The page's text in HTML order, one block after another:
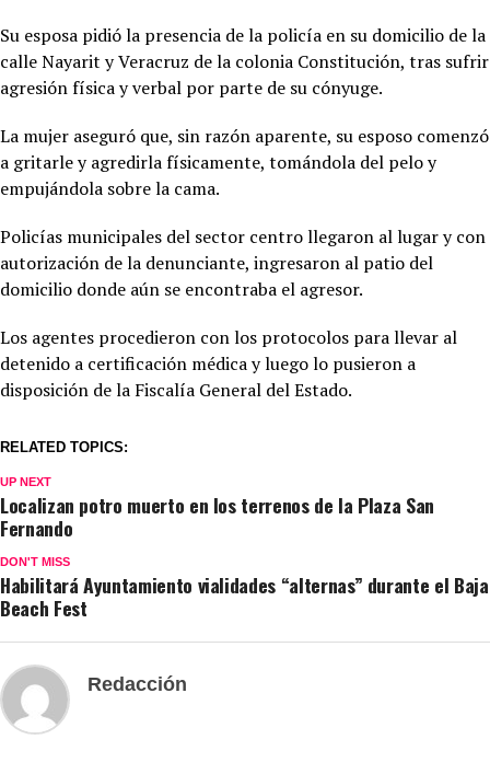
Su esposa pidió la presencia de la policía en su domicilio de la
calle Nayarit y Veracruz de la colonia Constitución, tras sufrir
agresión física y verbal por parte de su cónyuge.
La mujer aseguró que, sin razón aparente, su esposo comenzó
a gritarle y agredirla físicamente, tomándola del pelo y
empujándola sobre la cama.
Policías municipales del sector centro llegaron al lugar y con
autorización de la denunciante, ingresaron al patio del
domicilio donde aún se encontraba el agresor.
Los agentes procedieron con los protocolos para llevar al
detenido a certificación médica y luego lo pusieron a
disposición de la Fiscalía General del Estado.
RELATED TOPICS:
UP NEXT
Localizan potro muerto en los terrenos de la Plaza San
Fernando
DON'T MISS
Habilitará Ayuntamiento vialidades “alternas” durante el Baja
Beach Fest
Redacción